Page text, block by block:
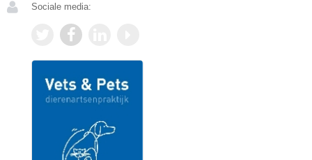
Sociale media: